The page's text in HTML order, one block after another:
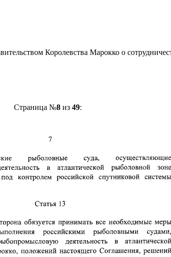
Королевства Марокко о
Страница №8из 49: